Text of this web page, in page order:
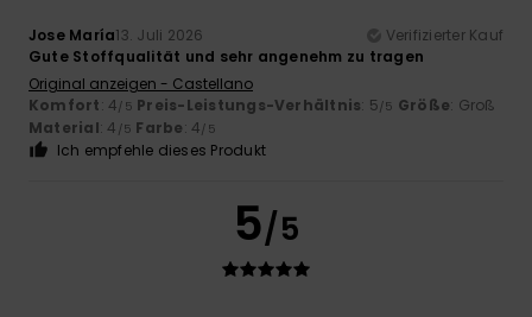
Jose María13. Juli 2026
Verifizierter Kauf
Gute Stoffqualität und sehr angenehm zu tragen
Original anzeigen - Castellano
Komfort: 4/5 Preis-Leistungs-Verhältnis: 5/5 Größe: Groß
Material: 4 /5 Farbe: 4/5
Ich empfehle dieses Produkt
5/5